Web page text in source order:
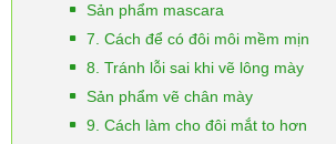
Sản phẩm mascara
7. Cách để có đôi môi mềm mịn
8. Tránh lỗi sai khi vẽ lông mày
Sản phẩm vẽ chân mày
9. Cách làm cho đôi mắt to hơn